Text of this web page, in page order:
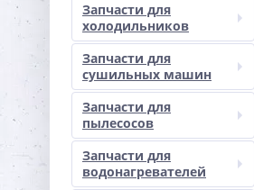
Запчасти для
холодильников
Запчасти для
сушильных машин
Запчасти для
пылесосов
Запчасти для
водонагревателей